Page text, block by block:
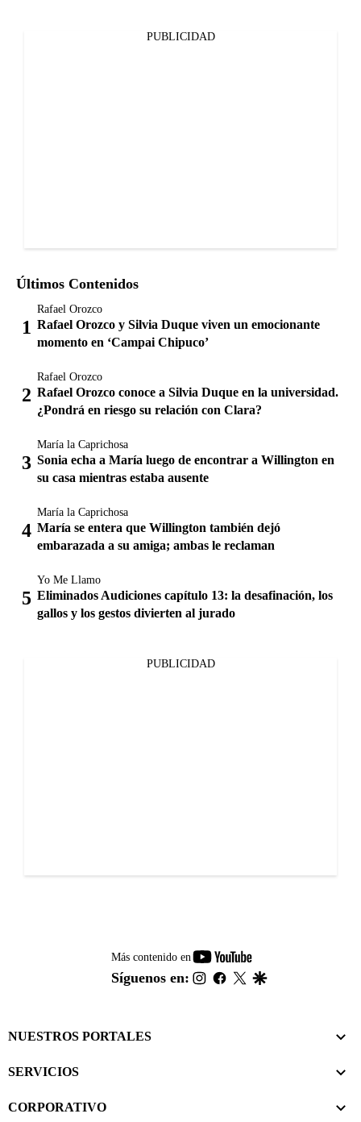
PUBLICIDAD
Últimos Contenidos
Rafael Orozco
Rafael Orozco y Silvia Duque viven un emocionante
momento en ‘Campai Chipuco’
Rafael Orozco
Rafael Orozco conoce a Silvia Duque en la universidad.
¿Pondrá en riesgo su relación con Clara?
María la Caprichosa
Sonia echa a María luego de encontrar a Willington en
su casa mientras estaba ausente
María la Caprichosa
María se entera que Willington también dejó
embarazada a su amiga; ambas le reclaman
Yo Me Llamo
Eliminados Audiciones capítulo 13: la desafinación, los
gallos y los gestos divierten al jurado
PUBLICIDAD
Más contenido en
youtube-
footer
Síguenos en: instagram
facebook
twitter
NUESTROS PORTALES
SERVICIOS
CORPORATIVO